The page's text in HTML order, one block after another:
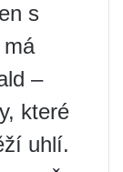
s
–
které
uhlí.